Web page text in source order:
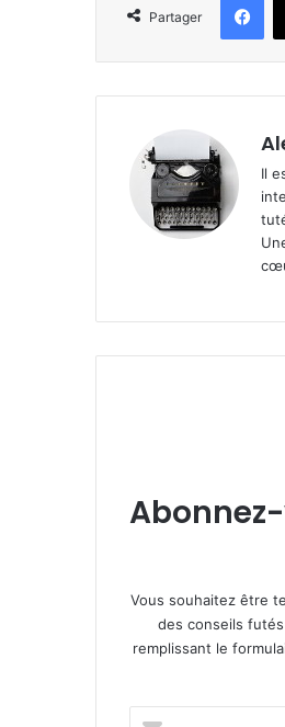
Partager
Il
Vous souhaitez être
des conseils
remplissant le